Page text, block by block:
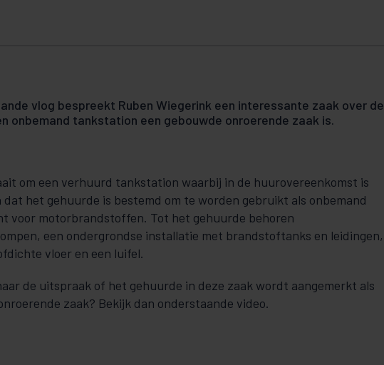
vlog bespreekt Ruben Wiegerink een interessante zaak over de
onbemand tankstation een gebouwde onroerende zaak is.
om een verhuurd tankstation waarbij in de huurovereenkomst is
dat het gehuurde is bestemd om te worden gebruikt als onbemand
voor motorbrandstoffen. Tot het gehuurde behoren
een ondergrondse installatie met brandstoftanks en leidingen,
vloer en een luifel.
de uitspraak of het gehuurde in deze zaak wordt aangemerkt als
zaak? Bekijk dan onderstaande video.